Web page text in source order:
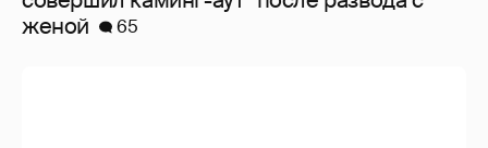
женой
65